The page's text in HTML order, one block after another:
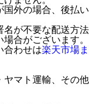
外の場合、後払い
が不要な配送方法
合がございます。
合わせは楽天市場ま
ヤマト運輸、その他